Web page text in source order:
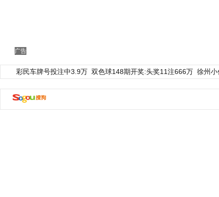
广告
彩民车牌号投注中3.9万 双色球148期开奖:头奖11注666万 徐州